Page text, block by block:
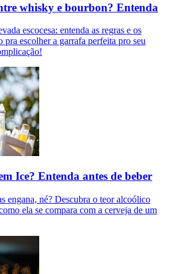
whisky e bourbon? Entenda
escocesa: entenda as regras e os
pra escolher a garrafa perfeita pro seu
Ice? Entenda antes de beber
engana, né? Descubra o teor alcoólico
ela se compara com a cerveja de um